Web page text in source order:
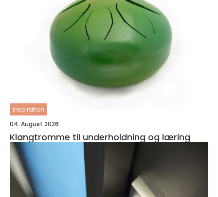
inspiration
04. August 2026
Klangtromme til underholdning og læring